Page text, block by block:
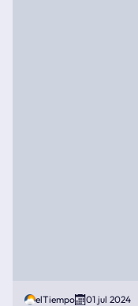
elTiempo 01 jul 2024